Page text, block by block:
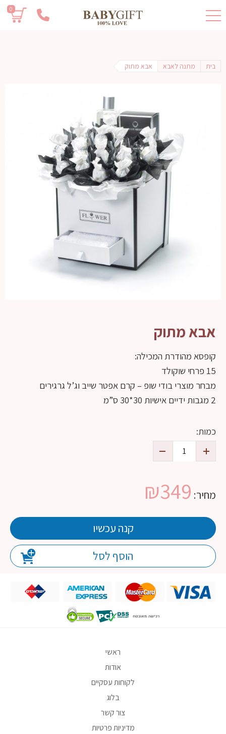
0
בית מתנה לאבא אבא מתוק
אבא מתוק
קופסא מהודרת המכילה:
15 פרחי שוקולד
מבחר מוצרי בודי שופ – קרם אפטר שייב וג’ל גרגירים
2 מגבות ידיים אישיות 30*30 ס”מ
כמות:
מחיר: ₪349
קנה עכשיו
הוסף לסל
ראשי
אודות
לקוחות עסקיים
בלוג
צור קשר
מדיניות פרטיות